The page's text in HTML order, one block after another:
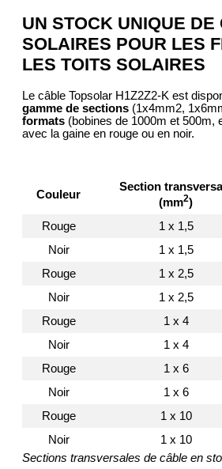
UN STOCK UNIQUE DE
SOLAIRES POUR LES
LES TOITS SOLAIRES
Le câble Topsolar H1Z2Z2-K est
gamme de sections (1x4mm2,
formats (bobines de 1000m et 500m,
avec la gaine en rouge ou en noir.
Couleur
Section
(mm2)
Rouge 1 x 1,5
Noir
1 x 1,5
Rouge
1 x 2,5
Noir
1 x 2,5
Rouge
1 x 4
Noir
1 x 4
Rouge
1 x 6
Noir
1 x 6
Rouge
1 x 10
Noir
1 x 10
Sections transversales de câble en